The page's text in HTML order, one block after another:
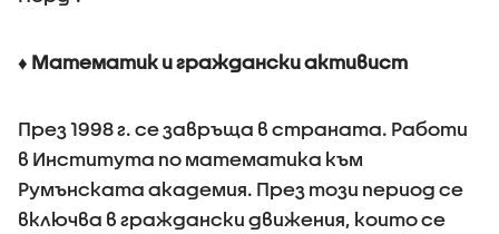
♦ Математик и граждански активист
През 1998 г. се завръща в страната. Работи
в Института по математика към
Румънската академия. През този период се
включва в граждански движения, които се